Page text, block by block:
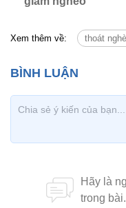
Xem thêm về: thoát